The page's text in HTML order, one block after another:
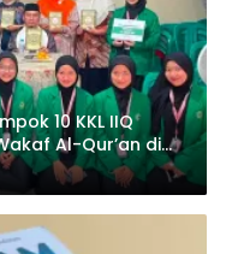
10 KKL IIQ
Al-Qur’an di